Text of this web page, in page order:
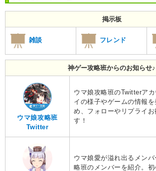
掲示板
雑談 フレンド
神ゲー攻略班からのお知らせ♪
ウマ娘攻略班
Twitter
ウマ娘攻略班のTwitterア
イの様子やゲームの情報
め、フォローやリプライお
す！
ウマ娘愛が溢れ出るメン
略班のメンバーを紹介。初